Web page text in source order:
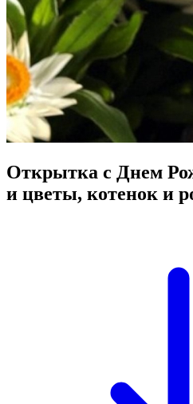
Открытка с Днем
и цветы, котенок и